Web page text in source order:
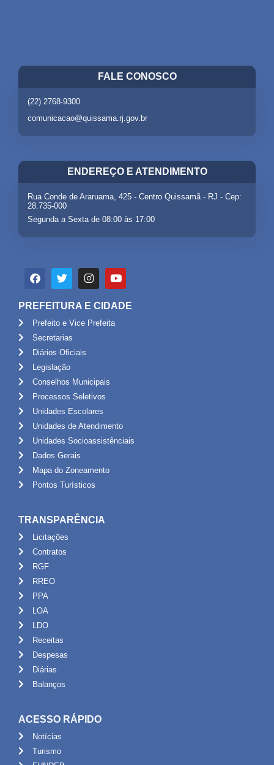
FALE CONOSCO
(22) 2768-9300
comunicacao@quissama.rj.gov.br
ENDEREÇO E ATENDIMENTO
Rua Conde de Araruama, 425 - Centro Quissamã - RJ - Cep:
28.735-000
Segunda a Sexta de 08:00 às 17:00
PREFEITURA E CIDADE
Prefeito e Vice Prefeita
Secretarias
Diários Oficiais
Legislação
Conselhos Municipais
Processos Seletivos
Unidades Escolares
Unidades de Atendimento
Unidades Socioassistênciais
Dados Gerais
Mapa do Zoneamento
Pontos Turísticos
TRANSPARÊNCIA
Licitações
Contratos
RGF
RREO
PPA
LOA
LDO
Receitas
Despesas
Diárias
Balanços
ACESSO RÁPIDO
Notícias
Turismo